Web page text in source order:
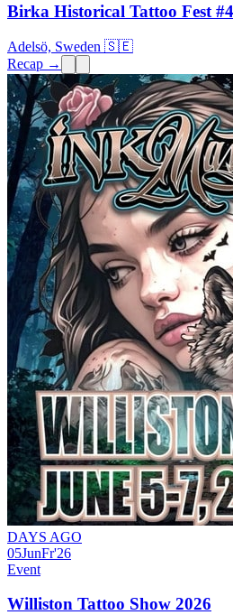
Birka Historical Tattoo Fest #4
Adelsö, Sweden 🇸🇪
Recap →
DAYS AGO
05JunFr'26
Event
Williston Tattoo Show 2026